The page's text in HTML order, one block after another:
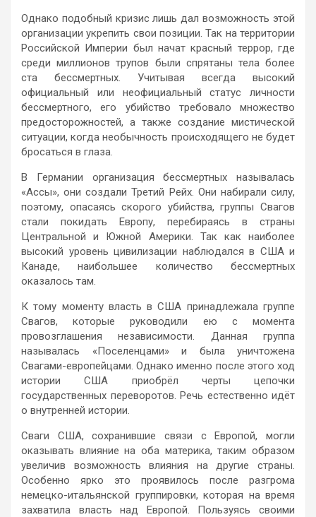
Однако подобный кризис лишь дал возможность этой
организации укрепить свои позиции. Так на территории
Российской Империи был начат красный террор, где
среди миллионов трупов были спрятаны тела более
ста бессмертных. Учитывая всегда высокий
официальный или неофициальный статус личности
бессмертного, его убийство требовало множество
предосторожностей, а также создание мистической
ситуации, когда необычность происходящего не будет
бросаться в глаза.
В Германии организация бессмертных называлась
«Ассы», они создали Третий Рейх. Они набирали силу,
поэтому, опасаясь скорого убийства, группы Свагов
стали покидать Европу, перебираясь в страны
Центральной и Южной Америки. Так как наиболее
высокий уровень цивилизации наблюдался в США и
Канаде, наибольшее количество бессмертных
оказалось там.
К тому моменту власть в США принадлежала группе
Свагов, которые руководили ею с момента
провозглашения независимости. Данная группа
называлась «Поселенцами» и была уничтожена
Свагами-европейцами. Однако именно после этого ход
истории США приобрёл черты цепочки
государственных переворотов. Речь естественно идёт
о внутренней истории.
Сваги США, сохранившие связи с Европой, могли
оказывать влияние на оба материка, таким образом
увеличив возможность влияния на другие страны.
Особенно ярко это проявилось после разгрома
немецко-итальянской группировки, которая на время
захватила власть над Европой. Пользуясь своими